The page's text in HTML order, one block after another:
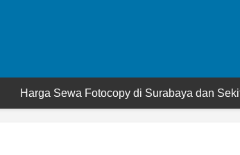
Harga Sewa Fotocopy di Surabaya dan